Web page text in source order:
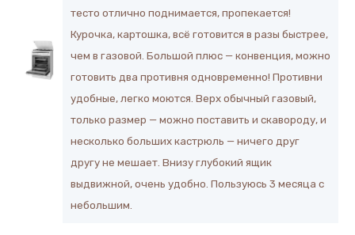
тесто отлично поднимается, пропекается!
Курочка, картошка, всё готовится в разы быстрее,
чем в газовой. Большой плюс — конвенция, можно
готовить два противня одновременно! Противни
удобные, легко моются. Верх обычный газовый,
только размер — можно поставить и скавороду, и
несколько больших кастрюль — ничего друг
другу не мешает. Внизу глубокий ящик
выдвижной, очень удобно. Пользуюсь 3 месяца с
небольшим.